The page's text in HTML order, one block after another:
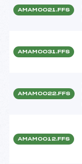
AMAM0021.FFS
AMAM0031.FFS
AMAM0022.FFS
AMAM0012.FFS